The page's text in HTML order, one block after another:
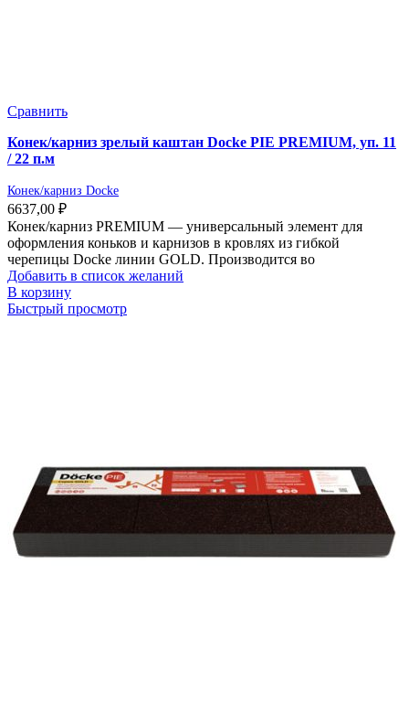
Сравнить
Конек/карниз зрелый каштан Docke PIE PREMIUM, уп. 11
/ 22 п.м
Конек/карниз Docke
6637,00 ₽
Конек/карниз PREMIUM — универсальный элемент для
оформления коньков и карнизов в кровлях из гибкой
черепицы Docke линии GOLD. Производится во
Добавить в список желаний
В корзину
Быстрый просмотр